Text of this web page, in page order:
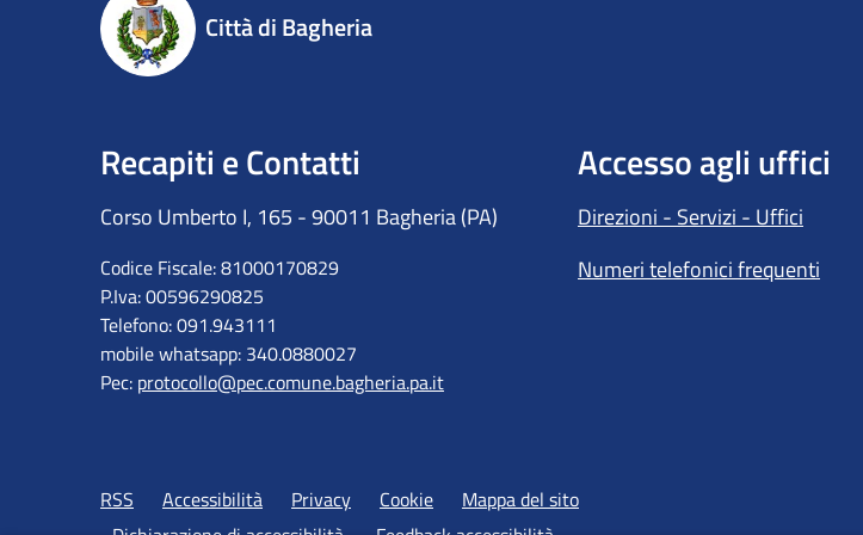
Città di Bagheria
Recapiti e Contatti
Corso Umberto I, 165 - 90011 Bagheria (PA)
Codice Fiscale: 81000170829
P.Iva: 00596290825
Telefono: 091.943111
mobile whatsapp: 340.0880027
Pec: protocollo@pec.comune.bagheria.pa.it
Accesso agli uffici
Direzioni - Servizi - Uffici
Numeri telefonici frequenti
RSS Accessibilità Privacy Cookie
Mappa del sito